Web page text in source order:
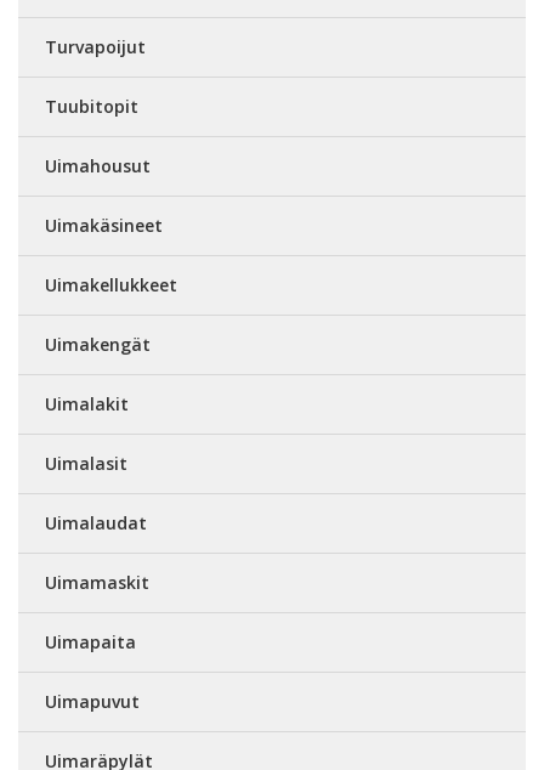
Turvapoijut
Tuubitopit
Uimahousut
Uimakäsineet
Uimakellukkeet
Uimakengät
Uimalakit
Uimalasit
Uimalaudat
Uimamaskit
Uimapaita
Uimapuvut
Uimaräpylät